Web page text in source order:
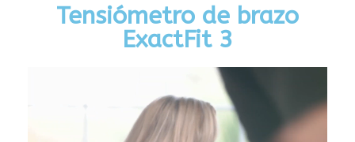
Tensiómetro de brazo
ExactFit 3